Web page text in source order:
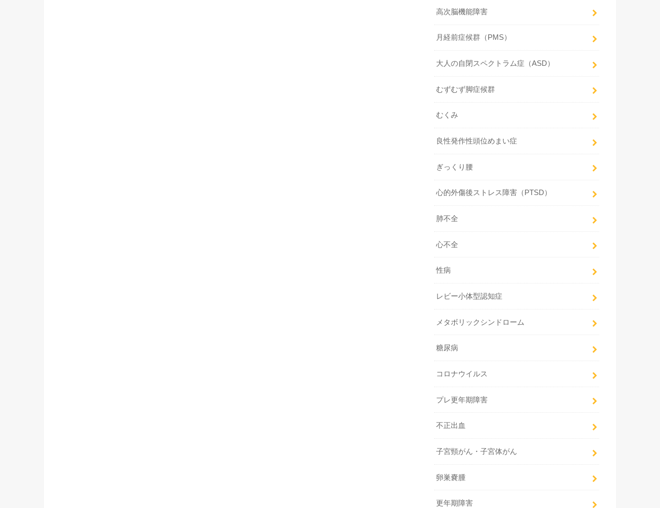
高次脳機能障害
月経前症候群（PMS）
大人の自閉スペクトラム症（ASD）
むずむず脚症候群
むくみ
良性発作性頭位めまい症
ぎっくり腰
心的外傷後ストレス障害（PTSD）
肺不全
心不全
性病
レビー小体型認知症
メタボリックシンドローム
糖尿病
コロナウイルス
プレ更年期障害
不正出血
子宮頸がん・子宮体がん
卵巣嚢腫
更年期障害